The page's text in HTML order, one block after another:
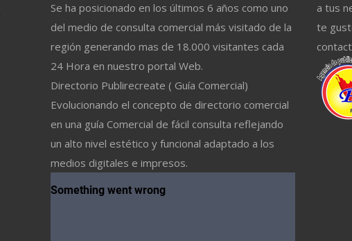
Se ha posicionado en los últimos 6 años como uno
del medio de consulta comercial más visitado de la
región generando mas de 18.000 visitantes cada
24 Hora en nuestro portal Web.
Directorio Publirecreate ( Guía Comercial)
Evolucionando el concepto de directorio comercial
en una guía Comercial de fácil consulta reflejando
un alto nivel estético y funcional adaptado a los
medios digitales e impresos.
a tus
te